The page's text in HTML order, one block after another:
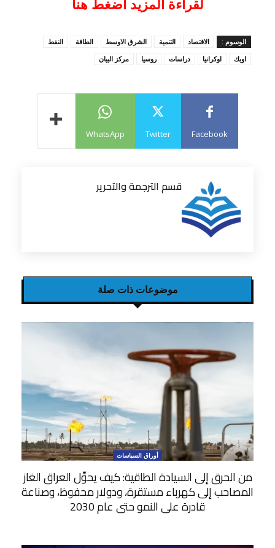
لقراءة المزيد اضغط هنا
الوسوم : الاقتصاد التنمية الشرق الاوسط الطاقة
النفط
اوبك
اوكرانيا دراسات روسيا مركز البيان
Facebook
Twitter
WhatsApp
قسم الترجمة والتحرير
موضوعات ذات صلة
أوراق السياسات
من الحرق إلى السيادة الطاقية: كيف يحوِّل العراق الغاز
المصاحب إلى كهرباء مستقرة، ودولار محفوظ، وصناعة
قادرة على النمو حتى عام 2030